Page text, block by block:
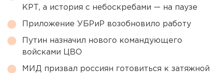
КРТ, а история с небоскребами — на паузе
Приложение УБРиР возобновило работу
Путин назначил нового командующего
войсками ЦВО
МИД призвал россиян готовиться к затяжной